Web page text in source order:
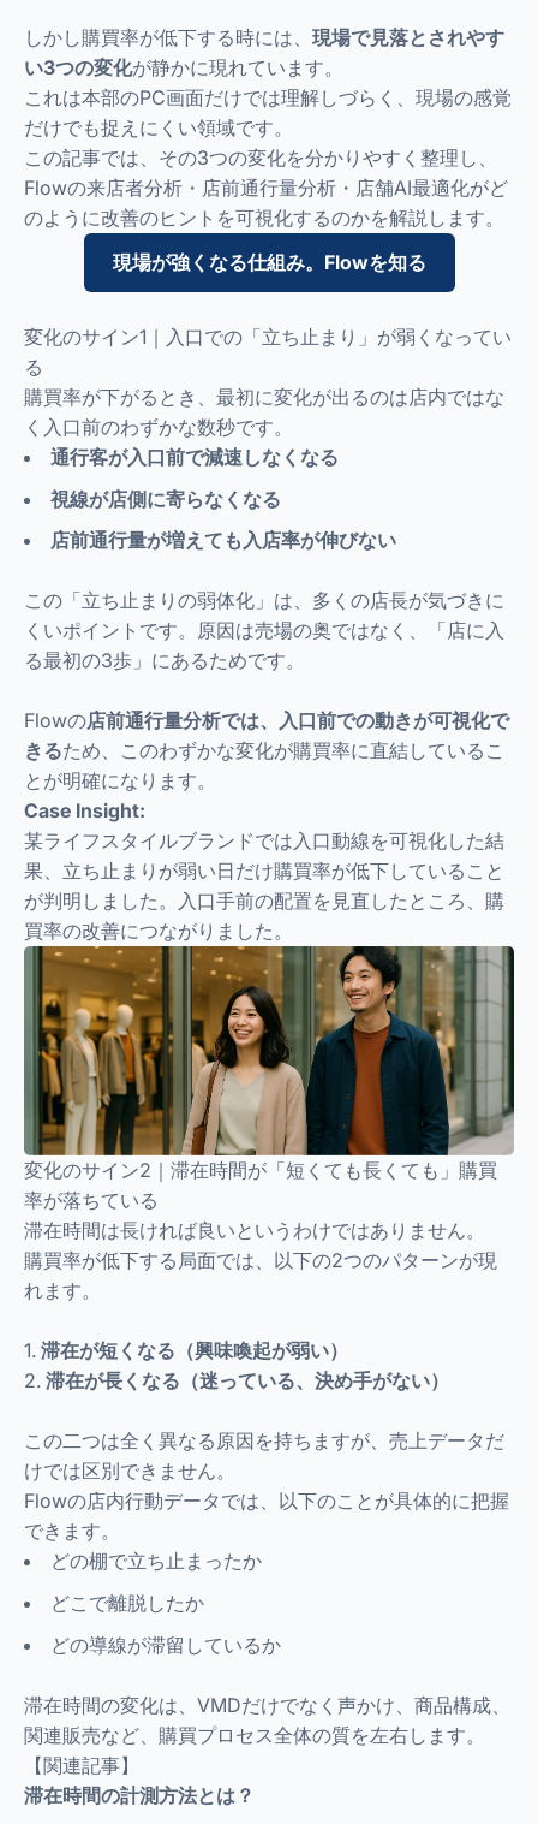
しかし購買率が低下する時には、 現場で見落とされやす
い3つの変化が静かに現れています。
これは本部のPC画面だけでは理解しづらく、現場の感覚
だけでも捉えにくい領域です。
この記事では、その3つの変化を分かりやすく整理し、
Flowの来店者分析・店前通行量分析・店舗AI最適化がど
のように改善のヒントを可視化するのかを解説します。
現場が強くなる仕組み。Flowを知る
変化のサイン1｜入口での「立ち止まり」が弱くなってい
る
購買率が下がるとき、最初に変化が出るのは店内ではな
く入口前のわずかな数秒です。
通行客が入口前で減速しなくなる
視線が店側に寄らなくなる
店前通行量が増えても入店率が伸びない
この「立ち止まりの弱体化」は、多くの店長が気づきに
くいポイントです。原因は売場の奥ではなく、「店に入
る最初の3歩」にあるためです。
Flowの店前通行量分析では、入口前での動きが可視化で
きるため、このわずかな変化が購買率に直結しているこ
とが明確になります。
Case Insight:
某ライフスタイルブランドでは入口動線を可視化した結
果、立ち止まりが弱い日だけ購買率が低下していること
が判明しました。入口手前の配置を見直したところ、購
買率の改善につながりました。
変化のサイン2｜滞在時間が「短くても長くても」購買
率が落ちている
滞在時間は長ければ良いというわけではありません。
購買率が低下する局面では、以下の2つのパターンが現
れます。
1. 滞在が短くなる（興味喚起が弱い）
2. 滞在が長くなる（迷っている、決め手がない）
この二つは全く異なる原因を持ちますが、売上データだ
けでは区別できません。
Flowの店内行動データでは、以下のことが具体的に把握
できます。
どの棚で立ち止まったか
どこで離脱したか
どの導線が滞留しているか
滞在時間の変化は、VMDだけでなく声かけ、商品構成、
関連販売など、購買プロセス全体の質を左右します。
【関連記事】
滞在時間の計測方法とは？